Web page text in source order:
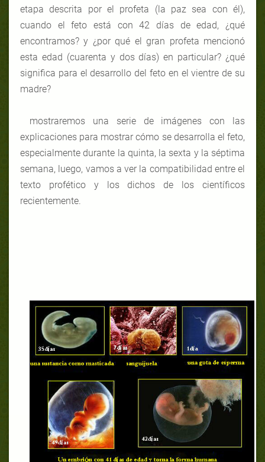
etapa descrita por el profeta (la paz sea con él),
cuando el feto está con 42 días de edad, ¿qué
encontramos? y ¿por qué el gran profeta mencionó
esta edad (cuarenta y dos días) en particular? ¿qué
significa para el desarrollo del feto en el vientre de su
madre?
mostraremos una serie de imágenes con las
explicaciones para mostrar cómo se desarrolla el feto,
especialmente durante la quinta, la sexta y la séptima
semana, luego, vamos a ver la compatibilidad entre el
texto profético y los dichos de los científicos
recientemente.